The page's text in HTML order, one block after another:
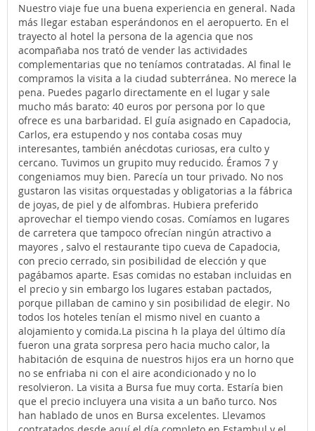
Nuestro viaje fue una buena experiencia en general. Nada
más llegar estaban esperándonos en el aeropuerto. En el
trayecto al hotel la persona de la agencia que nos
acompañaba nos trató de vender las actividades
complementarias que no teníamos contratadas. Al final le
compramos la visita a la ciudad subterránea. No merece la
pena. Puedes pagarlo directamente en el lugar y sale
mucho más barato: 40 euros por persona por lo que
ofrece es una barbaridad. El guía asignado en Capadocia,
Carlos, era estupendo y nos contaba cosas muy
interesantes, también anécdotas curiosas, era culto y
cercano. Tuvimos un grupito muy reducido. Éramos 7 y
congeniamos muy bien. Parecía un tour privado. No nos
gustaron las visitas orquestadas y obligatorias a la fábrica
de joyas, de piel y de alfombras. Hubiera preferido
aprovechar el tiempo viendo cosas. Comíamos en lugares
de carretera que tampoco ofrecían ningún atractivo a
mayores , salvo el restaurante tipo cueva de Capadocia,
con precio cerrado, sin posibilidad de elección y que
pagábamos aparte. Esas comidas no estaban incluidas en
el precio y sin embargo los lugares estaban pactados,
porque pillaban de camino y sin posibilidad de elegir. No
todos los hoteles tenían el mismo nivel en cuanto a
alojamiento y comida.La piscina h la playa del último día
fueron una grata sorpresa pero hacia mucho calor, la
habitación de esquina de nuestros hijos era un horno que
no se enfriaba ni con el aire acondicionado y no lo
resolvieron. La visita a Bursa fue muy corta. Estaría bien
que el precio incluyera una visita a un baño turco. Nos
han hablado de unos en Bursa excelentes. Llevamos